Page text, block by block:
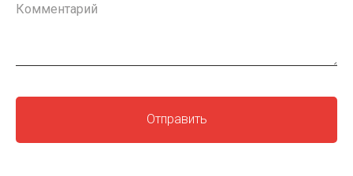
Комментарий
Отправить